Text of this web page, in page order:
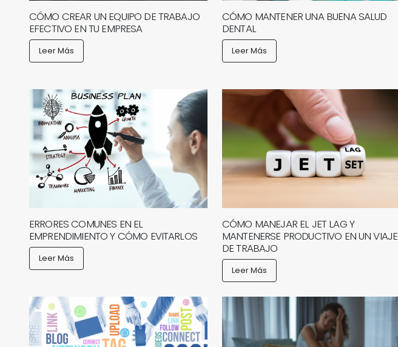
CÓMO CREAR UN EQUIPO DE TRABAJO
EFECTIVO EN TU EMPRESA
Leer Más
CÓMO MANTENER UNA BUENA SALUD
DENTAL
Leer Más
ERRORES COMUNES EN EL
EMPRENDIMIENTO Y CÓMO EVITARLOS
Leer Más
CÓMO MANEJAR EL JET LAG Y
MANTENERSE PRODUCTIVO EN UN VIAJE
DE TRABAJO
Leer Más